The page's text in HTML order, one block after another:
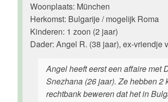
Woonplaats: München
Herkomst: Bulgarije / mogelijk Roma
Kinderen: 1 zoon (2 jaar)
Dader: Angel R. (38 jaar), ex-vriendje
Angel heeft eerst een affaire met
Snezhana (26 jaar). Ze hebben
rechtbank beweren dat het in